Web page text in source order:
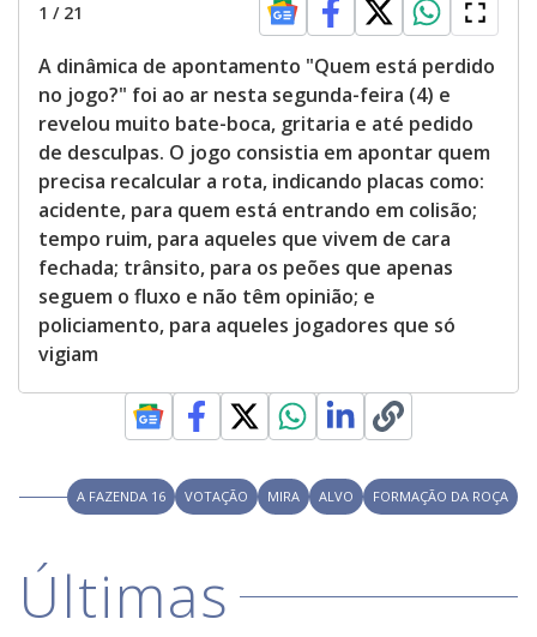
1 / 21
A dinâmica de apontamento "Quem está perdido
no jogo?" foi ao ar nesta segunda-feira (4) e
revelou muito bate-boca, gritaria e até pedido
de desculpas. O jogo consistia em apontar quem
precisa recalcular a rota, indicando placas como:
acidente, para quem está entrando em colisão;
tempo ruim, para aqueles que vivem de cara
fechada; trânsito, para os peões que apenas
seguem o fluxo e não têm opinião; e
policiamento, para aqueles jogadores que só
vigiam
A FAZENDA 16 VOTAÇÃO MIRA ALVO FORMAÇÃO DA ROÇA
Últimas